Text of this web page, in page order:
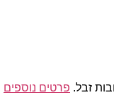
פרטים נוספים